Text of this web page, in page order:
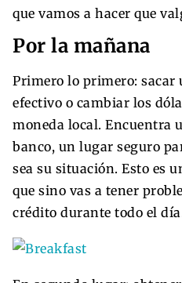
que vamos a hacer que
Por la mañana
Primero lo primero: sacar
efectivo o cambiar los
moneda local. Encuentra
banco, un lugar seguro
sea su situación. Esto es
que sino vas a tener
crédito durante todo el